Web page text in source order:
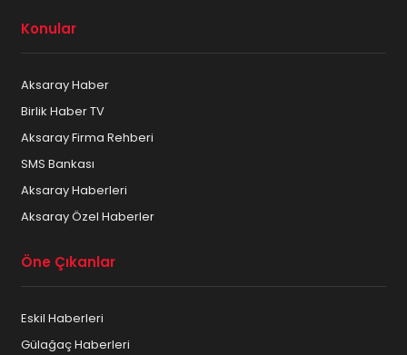
Konular
Aksaray Haber
Birlik Haber TV
Aksaray Firma Rehberi
SMS Bankası
Aksaray Haberleri
Aksaray Özel Haberler
Öne Çıkanlar
Eskil Haberleri
Gülağaç Haberleri